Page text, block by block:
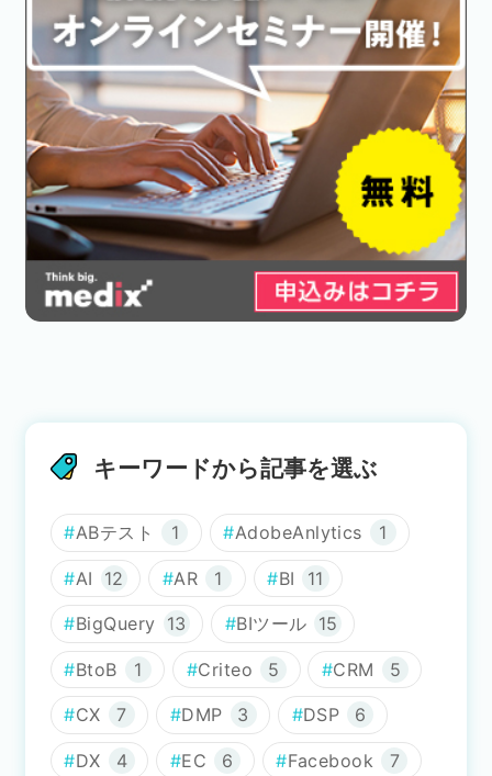
キーワードから記事を選ぶ
ABテスト 1 AdobeAnlytics 1
AI 12 AR 1 BI 11
BigQuery 13 BIツール 15
BtoB 1 Criteo 5 CRM 5
CX 7 DMP 3 DSP 6
DX 4 EC 6 Facebook 7